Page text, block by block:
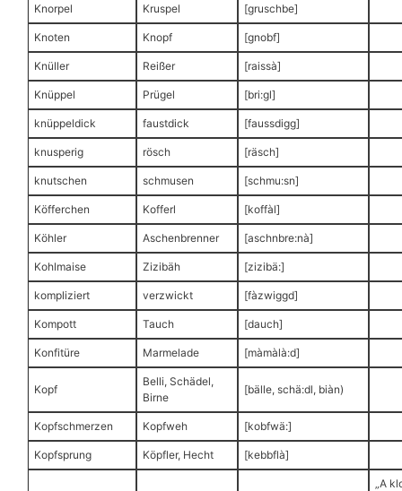
Knorpel Kruspel [gruschbe]
Knoten Knopf [gnobf]
Knüller Reißer [raissà]
Knüppel Prügel [bri:gl]
knüppeldick faustdick [faussdigg]
knusperig rösch [räsch]
knutschen schmusen [schmu:sn]
Köfferchen Kofferl [koffàl]
Köhler Aschenbrenner [aschnbre:nà]
Kohlmaise Zizibäh [zizibä:]
kompliziert verzwickt [fàzwiggd]
Kompott Tauch [dauch]
Konfitüre Marmelade [màmàlà:d]
Kopf
Belli, Schädel,
Birne
[bälle, schä:dl, biàn)
Kopfschmerzen Kopfweh [kobfwä:]
Kopfsprung Köpfler, Hecht [kebbflà]
„A